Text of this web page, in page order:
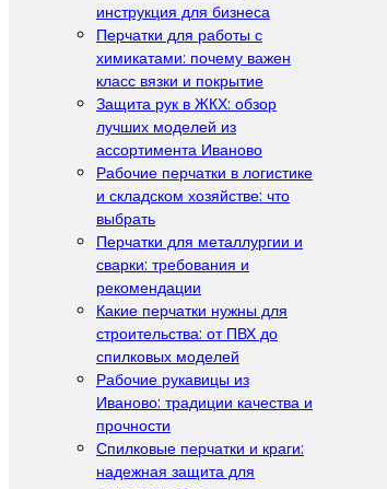
инструкция для бизнеса
Перчатки для работы с
химикатами: почему важен
класс вязки и покрытие
Защита рук в ЖКХ: обзор
лучших моделей из
ассортимента Иваново
Рабочие перчатки в логистике
и складском хозяйстве: что
выбрать
Перчатки для металлургии и
сварки: требования и
рекомендации
Какие перчатки нужны для
строительства: от ПВХ до
спилковых моделей
Рабочие рукавицы из
Иваново: традиции качества и
прочности
Спилковые перчатки и краги:
надежная защита для